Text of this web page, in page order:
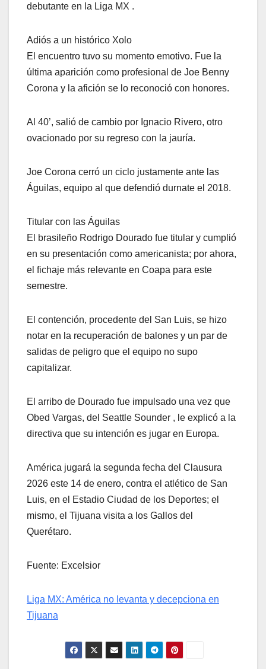
debutante en la Liga MX .
Adiós a un histórico Xolo
El encuentro tuvo su momento emotivo. Fue la
última aparición como profesional de Joe Benny
Corona y la afición se lo reconoció con honores.
Al 40’, salió de cambio por Ignacio Rivero, otro
ovacionado por su regreso con la jauría.
Joe Corona cerró un ciclo justamente ante las
Águilas, equipo al que defendió durnate el 2018.
Titular con las Águilas
El brasileño Rodrigo Dourado fue titular y cumplió
en su presentación como americanista; por ahora,
el fichaje más relevante en Coapa para este
semestre.
El contención, procedente del San Luis, se hizo
notar en la recuperación de balones y un par de
salidas de peligro que el equipo no supo
capitalizar.
El arribo de Dourado fue impulsado una vez que
Obed Vargas, del Seattle Sounder , le explicó a la
directiva que su intención es jugar en Europa.
América jugará la segunda fecha del Clausura
2026 este 14 de enero, contra el atlético de San
Luis, en el Estadio Ciudad de los Deportes; el
mismo, el Tijuana visita a los Gallos del
Querétaro.
Fuente: Excelsior
Liga MX: América no levanta y decepciona en
Tijuana